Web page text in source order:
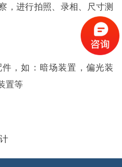
，进行拍照、录相、尺寸测
，如：暗场装置，偏光装
置等